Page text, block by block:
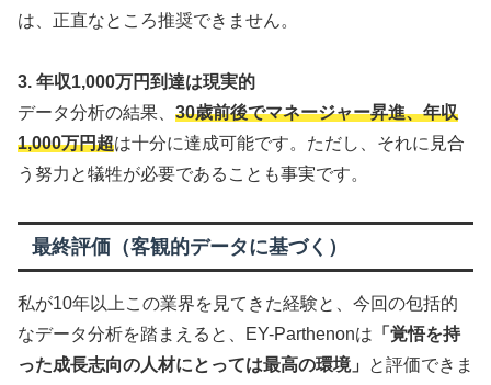
は、正直なところ推奨できません。
3. 年収1,000万円到達は現実的
データ分析の結果、 30歳前後でマネージャー昇進、年収
1,000万円超は十分に達成可能です。ただし、それに見合
う努力と犠牲が必要であることも事実です。
最終評価（客観的データに基づく）
私が10年以上この業界を見てきた経験と、今回の包括的
なデータ分析を踏まえると、EY-Parthenonは 「覚悟を持
った成長志向の人材にとっては最高の環境」
と評価できま